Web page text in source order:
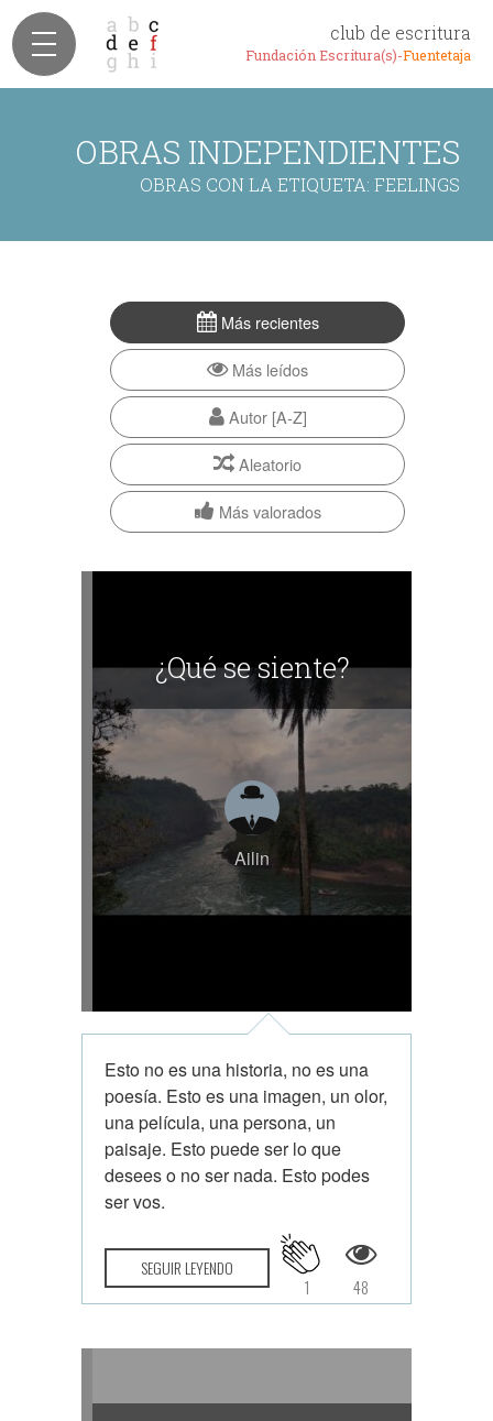
club de escritura
Fundación Escritura(s)-Fuentetaja
OBRAS INDEPENDIENTES
OBRAS CON LA ETIQUETA: FEELINGS
Más recientes
Más leídos
Autor [A-Z]
Aleatorio
Más valorados
¿Qué se siente?
Ailin
Esto no es una historia, no es una
poesía. Esto es una imagen, un olor,
una película, una persona, un
paisaje. Esto puede ser lo que
desees o no ser nada. Esto podes
ser vos.
SEGUIR LEYENDO
48
1